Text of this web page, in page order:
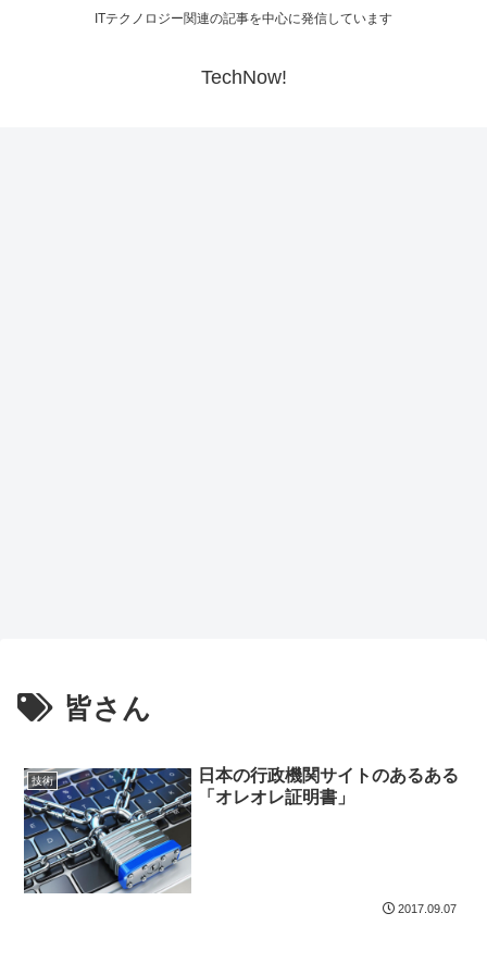
ITテクノロジー関連の記事を中心に発信しています
TechNow!
皆さん
技術
日本の行政機関サイトのあるある
「オレオレ証明書」
2017.09.07